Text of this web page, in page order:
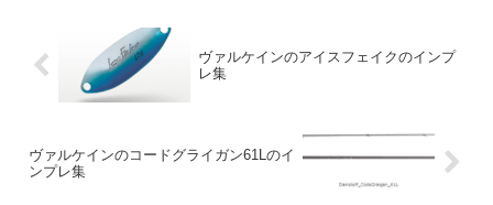
ヴァルケインのアイスフェイクのインプ
レ集
ヴァルケインのコードグライガン61Lのイ
ンプレ集